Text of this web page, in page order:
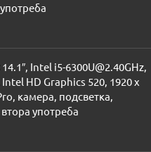
Intel i5-6300U@2.40GHz,
Intel HD Graphics 520, 1920 x
камера, подсветка,
употреба